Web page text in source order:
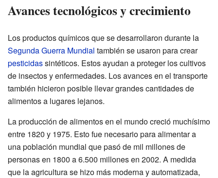
Avances tecnológicos y crecimiento
Los productos químicos que se desarrollaron durante la
Segunda Guerra Mundial también se usaron para crear
pesticidassintéticos. Estos ayudan a proteger los cultivos
de insectos y enfermedades. Los avances en el transporte
también hicieron posible llevar grandes cantidades de
alimentos a lugares lejanos.
La producción de alimentos en el mundo creció muchísimo
entre 1820 y 1975. Esto fue necesario para alimentar a
una población mundial que pasó de mil millones de
personas en 1800 a 6.500 millones en 2002. A medida
que la agricultura se hizo más moderna y automatizada,